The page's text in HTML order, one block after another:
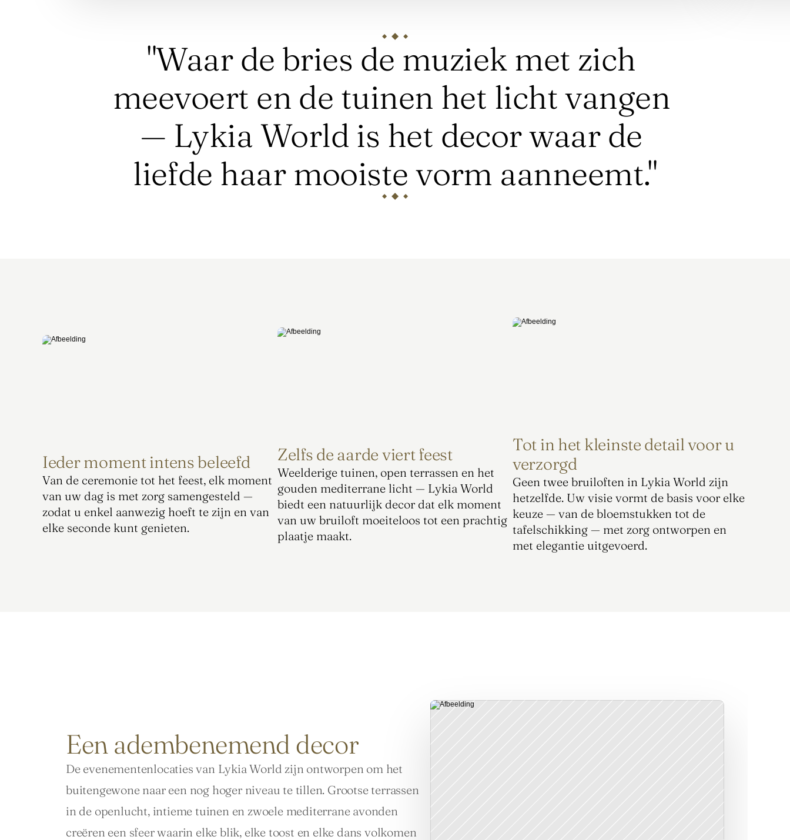
"Waar de bries de muziek met zich
meevoert en de tuinen het licht vangen
— Lykia World is het decor waar de
liefde haar mooiste vorm aanneemt."
Ieder moment intens beleefd
Van de ceremonie tot het feest, elk moment
van uw dag is met zorg samengesteld —
zodat u enkel aanwezig hoeft te zijn en van
elke seconde kunt genieten.
Zelfs de aarde viert feest
Weelderige tuinen, open terrassen en het
gouden mediterrane licht — Lykia World
biedt een natuurlijk decor dat elk moment
van uw bruiloft moeiteloos tot een prachtig
plaatje maakt.
Tot in het kleinste detail voor u
verzorgd
Geen twee bruiloften in Lykia World zijn
hetzelfde. Uw visie vormt de basis voor elke
keuze — van de bloemstukken tot de
tafelschikking — met zorg ontworpen en
met elegantie uitgevoerd.
Een adembenemend decor
De evenementenlocaties van Lykia World zijn ontworpen om het
buitengewone naar een nog hoger niveau te tillen. Grootse terrassen
in de openlucht, intieme tuinen en zwoele mediterrane avonden
creëren een sfeer waarin elke blik, elke toost en elke dans volkomen